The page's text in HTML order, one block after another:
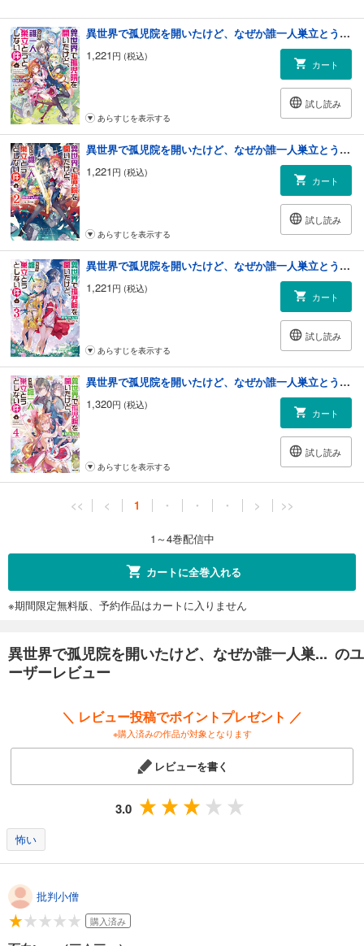
そろそろ婚活せねば未来がやばいアラサー男子でもあります。
異世界で孤児院を開いたけど、なぜか誰一人巣立とうとしない件
1,221円 (税込)
カート
試し読み
あらすじを表示する
異世界で孤児院を開いたけど、なぜか誰一人巣立とうとしない件２
1,221円 (税込)
カート
試し読み
あらすじを表示する
異世界で孤児院を開いたけど、なぜか誰一人巣立とうとしない件３
1,221円 (税込)
カート
試し読み
あらすじを表示する
異世界で孤児院を開いたけど、なぜか誰一人巣立とうとしない件４【電子書籍限定書き下ろしSS付き】
1,320円 (税込)
カート
試し読み
あらすじを表示する
<< < 1 ・ ・ ・ > >>
1～4巻配信中
カートに全巻入れる
※期間限定無料版、予約作品はカートに入りません
異世界で孤児院を開いたけど、なぜか誰一人巣... のユ
ーザーレビュー
＼ レビュー投稿でポイントプレゼント ／
※購入済みの作品が対象となります
レビューを書く
3.0
怖い
批判小僧
購入済み